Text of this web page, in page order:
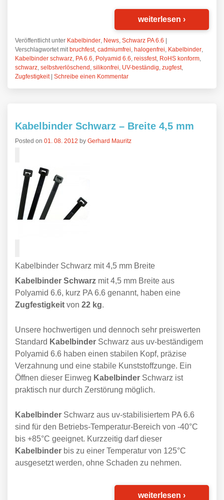
weiterlesen ›
Veröffentlicht unter Kabelbinder, News, Schwarz PA 6.6 |
Verschlagwortet mit bruchfest, cadmiumfrei, halogenfrei, Kabelbinder,
Kabelbinder schwarz, PA 6.6, Polyamid 6.6, reissfest, RoHS konform,
schwarz, selbstverlöschend, silikonfrei, UV-beständig, zugfest,
Zugfestigkeit | Schreibe einen Kommentar
Kabelbinder Schwarz – Breite 4,5 mm
Posted on 01. 08. 2012 by Gerhard Mauritz
Kabelbinder Schwarz mit 4,5 mm Breite
Kabelbinder Schwarz mit 4,5 mm Breite aus
Polyamid 6.6, kurz PA 6.6 genannt, haben eine
Zugfestigkeit von 22 kg.
Unsere hochwertigen und dennoch sehr preiswerten
Standard Kabelbinder Schwarz aus uv-beständigem
Polyamid 6.6 haben einen stabilen Kopf, präzise
Verzahnung und eine stabile Kunststoffzunge. Ein
Öffnen dieser Einweg Kabelbinder Schwarz ist
praktisch nur durch Zerstörung möglich.
Kabelbinder Schwarz aus uv-stabilisiertem PA 6.6
sind für den Betriebs-Temperatur-Bereich von -40°C
bis +85°C geeignet. Kurzzeitig darf dieser
Kabelbinder bis zu einer Temperatur von 125°C
ausgesetzt werden, ohne Schaden zu nehmen.
weiterlesen ›